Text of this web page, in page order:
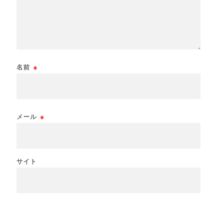
名前 ※
メール ※
サイト